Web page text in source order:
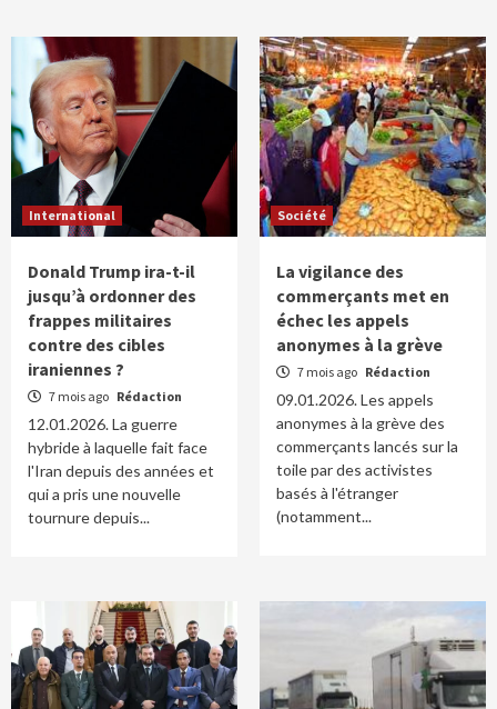
International
Donald Trump ira-t-il
jusqu’à ordonner des
frappes militaires
contre des cibles
iraniennes ?
7 mois ago Rédaction
12.01.2026. La guerre
hybride à laquelle fait face
l'Iran depuis des années et
qui a pris une nouvelle
tournure depuis...
Société
La vigilance des
commerçants met en
échec les appels
anonymes à la grève
7 mois ago Rédaction
09.01.2026. Les appels
anonymes à la grève des
commerçants lancés sur la
toile par des activistes
basés à l'étranger
(notamment...